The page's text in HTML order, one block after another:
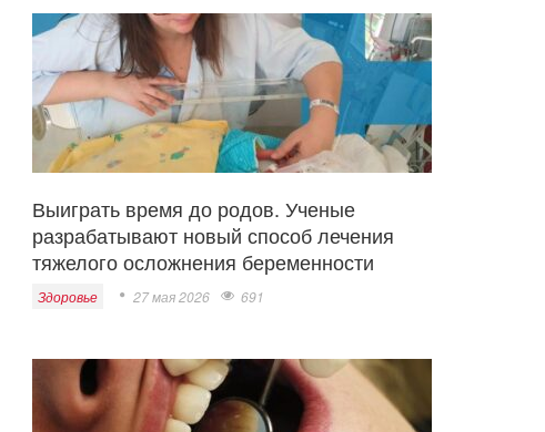
Выиграть время до родов. Ученые
разрабатывают новый способ лечения
тяжелого осложнения беременности
Здоровье 27 мая 2026 691